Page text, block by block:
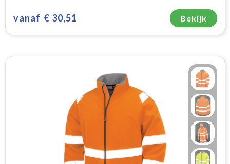
vanaf € 30,51 Bekijk